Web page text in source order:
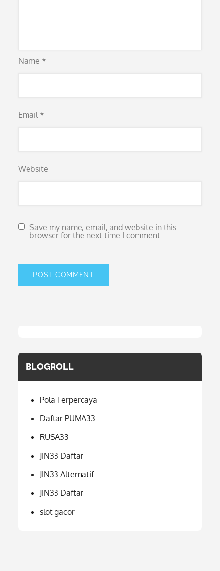
Name *
Email *
Website
Save my name, email, and website in this
browser for the next time I comment.
BLOGROLL
Pola Terpercaya
Daftar PUMA33
RUSA33
JIN33 Daftar
JIN33 Alternatif
JIN33 Daftar
slot gacor